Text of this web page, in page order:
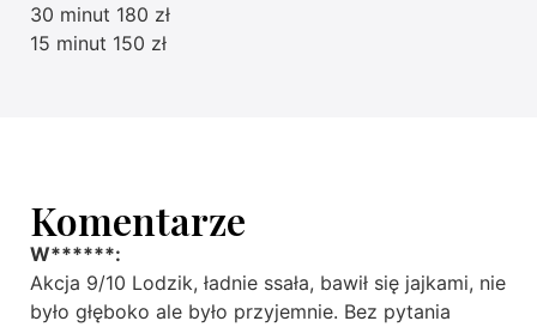
30 minut 180 zł
15 minut 150 zł
Komentarze
W******:
Akcja 9/10 Lodzik, ładnie ssała, bawił się jajkami, nie
było głęboko ale było przyjemnie. Bez pytania